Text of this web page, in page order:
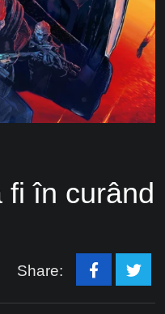
fi în curând
Share: